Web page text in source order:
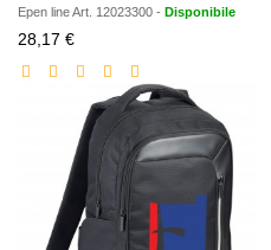
Epen lineArt. 12023300 - Disponibile
28,17 €Prezzo
scontato